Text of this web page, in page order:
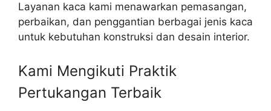
Layanan kaca kami menawarkan pemasangan,
perbaikan, dan penggantian berbagai jenis kaca
untuk kebutuhan konstruksi dan desain interior.
Kami Mengikuti Praktik
Pertukangan Terbaik​